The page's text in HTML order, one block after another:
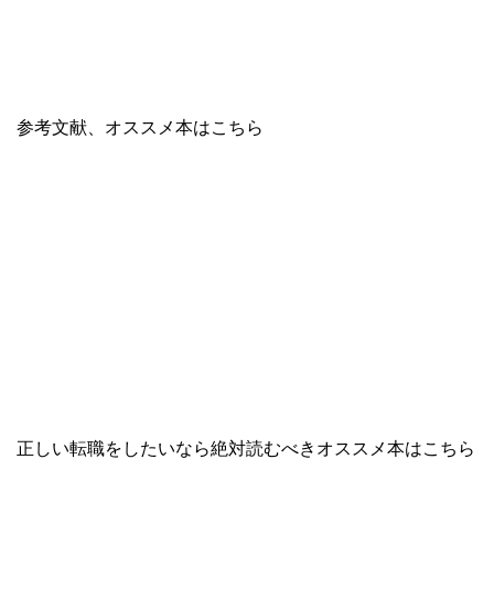
参考文献、オススメ本はこちら
正しい転職をしたいなら絶対読むべきオススメ本はこちら